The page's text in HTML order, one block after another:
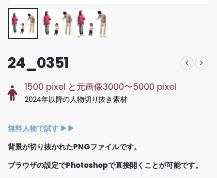
24_0351
1500 pixel と元画像3000〜5000 pixel
2024年以降の人物切り抜き素材
無料人物で試す ▶︎▶︎
背景が切り抜かれたPNGファイルです。
ブラウザの設定でPhotoshopで直接開くことが可能です。